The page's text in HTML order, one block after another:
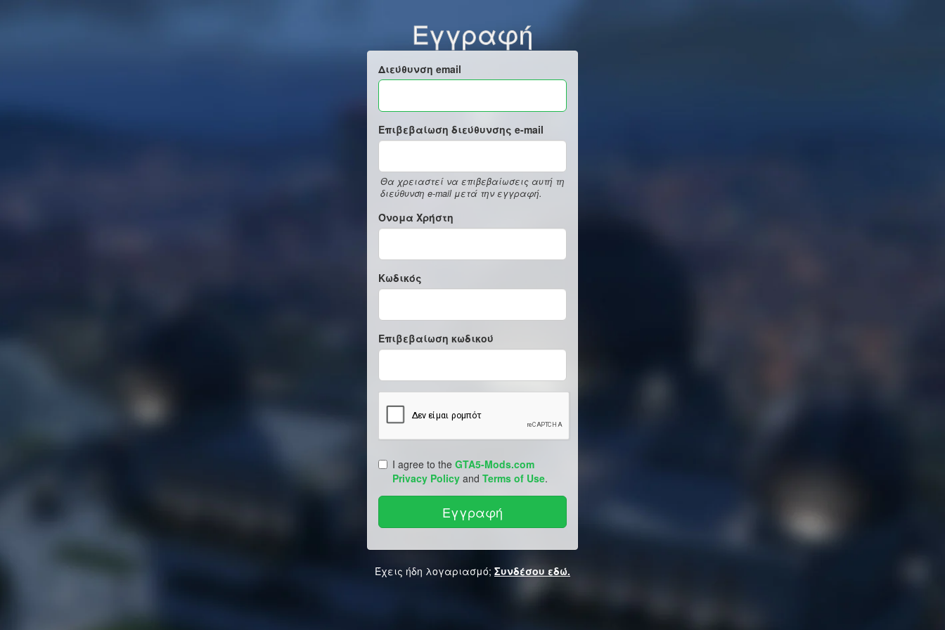
Εγγραφή
Διεύθυνση email
Επιβεβαίωση διεύθυνσης e-mail
Θα χρειαστεί να επιβεβαίωσεις αυτή τη
διεύθυνση e-mail μετά την εγγραφή.
Όνομα Χρήστη
Κωδικός
Επιβεβαίωση κωδικού
I agree to the GTA5-Mods.com
Privacy Policy and Terms of Use.
Έχεις ήδη λογαριασμό; Συνδέσου εδώ.